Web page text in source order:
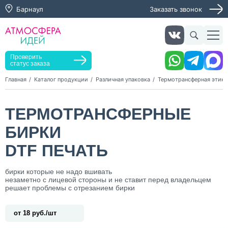
Барнаул Заказать звонок
Проверить
статус заказа
Главная Каталог продукции Различная упаковка Термотрансферная
ТЕРМОТРАНСФЕРНЫЕ
БИРКИ
DTF ПЕЧАТЬ
бирки которые не надо вшивать
незаметно с лицевой стороны и не ставит перед владельцем
решает проблемы с отрезанием бирки
от 18 руб./шт
Заказать услугу
Оставьте заявку, мы свяжемся с вами в ближайшее
Заказать звонок
обработку персональных данных и согласие с политикой
конфиденциальности
Нажимая на кнопку, я даю согласие на получение
информационных и рекламных рассылок
заявку